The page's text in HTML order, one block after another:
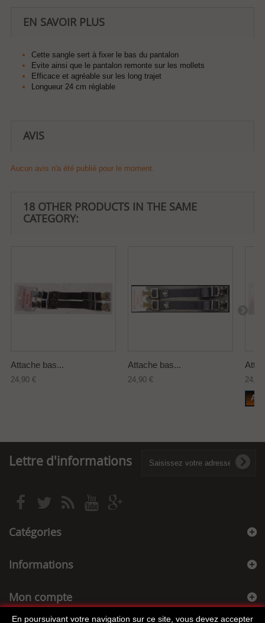
EN SAVOIR PLUS
Cette sangle sert à fixer le bas du pantalon
Evite ainsi que le pantalon remonte sur les mollets
Efficace et agréable sur les long trajet
Longueur 24 cm réglable
AVIS
Aucun avis n'a été publié pour le moment.
18 OTHER PRODUCTS IN THE SAME
CATEGORY:
Attache bas...
24,90 €
Attache bas...
24,90 €
Lettre d'informations
Catégories
Informations
Mon compte
En poursuivant votre navigation sur ce site, vous devez accepter